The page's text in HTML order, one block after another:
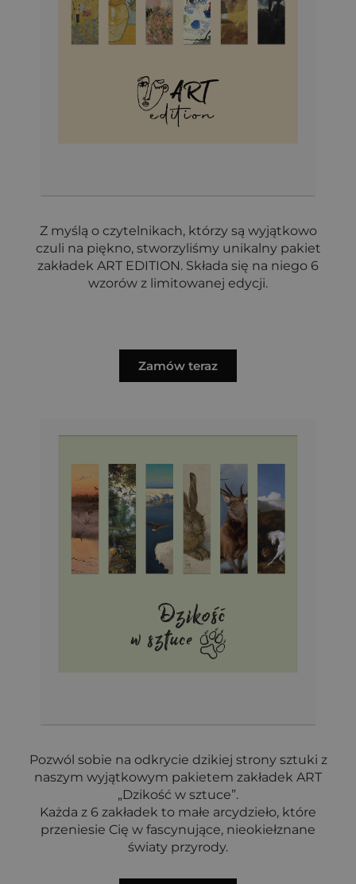
Z myślą o czytelnikach, którzy są wyjątkowo
czuli na piękno, stworzyliśmy unikalny pakiet
zakładek ART EDITION. Składa się na niego 6
wzorów z limitowanej edycji.
Zamów teraz
Pozwól sobie na odkrycie dzikiej strony sztuki z
naszym wyjątkowym pakietem zakładek ART
„Dzikość w sztuce”.
Każda z 6 zakładek to małe arcydzieło, które
przeniesie Cię w fascynujące, nieokiełznane
światy przyrody.